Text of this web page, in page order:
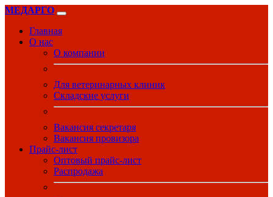
МЕДАРГО
Главная
О нас
О компании
Для ветеринарных клиник
Складские услуги
Вакансия секретаря
Вакансия провизора
Прайс-лист
Оптовый прайс-лист
Распродажа